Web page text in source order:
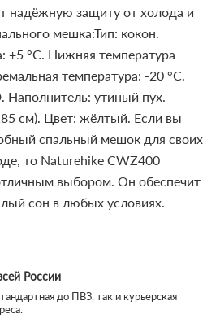
надёжную защиту от холода и
мешка:Тип: кокон.
+5 °C. Нижняя температура
температура: -20 °C.
Наполнитель: утиный пух.
см). Цвет: жёлтый. Если вы
спальный мешок для своих
то Naturehike CWZ400
выбором. Он обеспечит
сон в любых условиях.
России
до ПВЗ, так и курьерская